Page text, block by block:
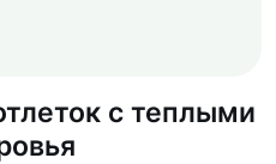
с теплыми